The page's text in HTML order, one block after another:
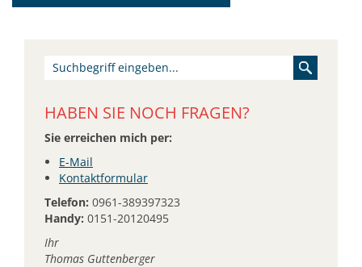
HABEN SIE NOCH FRAGEN?
Sie erreichen mich per:
E-Mail
Kontaktformular
Telefon: 0961-389397323
Handy: 0151-20120495
Ihr
Thomas Guttenberger